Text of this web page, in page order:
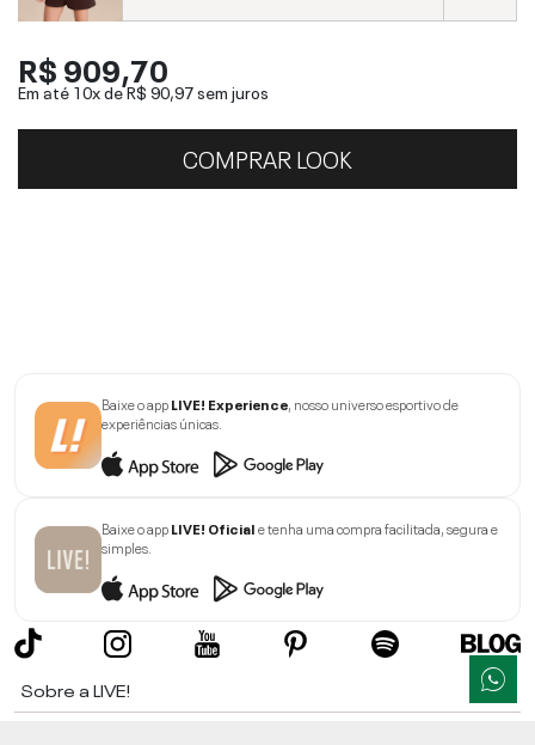
R$ 909,70
Em até 10x deR$ 90,97sem juros
COMPRAR LOOK
Baixe o appLIVE! Experience, nosso universo esportivo de
experiências únicas.
Baixe o appLIVE! Oficiale tenha uma compra facilitada, segura e
simples.
Sobre a LIVE!